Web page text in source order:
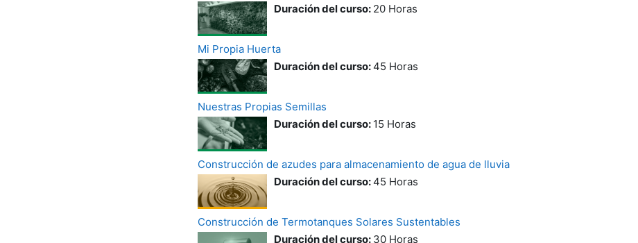
Duración del curso: 20 Horas
Mi Propia Huerta
Duración del curso:45 Horas
Nuestras Propias Semillas
Duración del curso: 15 Horas
Construcción de azudes para almacenamiento de agua de lluvia
Duración del curso:45 Horas
Construcción de Termotanques Solares Sustentables
Duración del curso: 30 Horas